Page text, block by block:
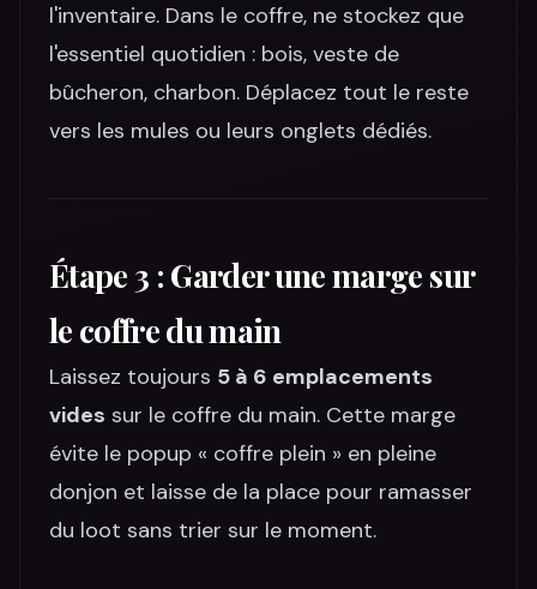
l'inventaire. Dans le coffre, ne stockez que
l'essentiel quotidien : bois, veste de
bûcheron, charbon. Déplacez tout le reste
vers les mules ou leurs onglets dédiés.
Étape 3 : Garder une marge sur
le coffre du main
Laissez toujours 5 à 6 emplacements
vides sur le coffre du main. Cette marge
évite le popup « coffre plein » en pleine
donjon et laisse de la place pour ramasser
du loot sans trier sur le moment.